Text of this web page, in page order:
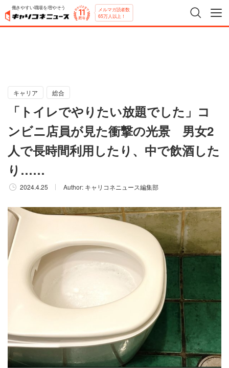
働きやすい職場を増やそう メルマガ読者数
65万人以上！
キャリア 総合
「トイレでやりたい放題でした」コ
ンビニ店員が見た衝撃の光景 男女2
人で長時間利用したり、中で飲酒した
り……
2024.4.25 Author: キャリコネニュース編集部